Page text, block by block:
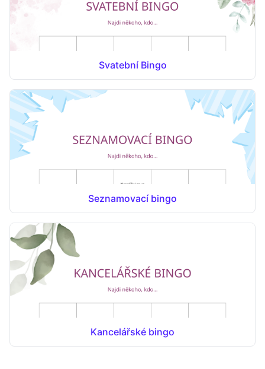
Svatební Bingo
Seznamovací bingo
Kancelářské bingo